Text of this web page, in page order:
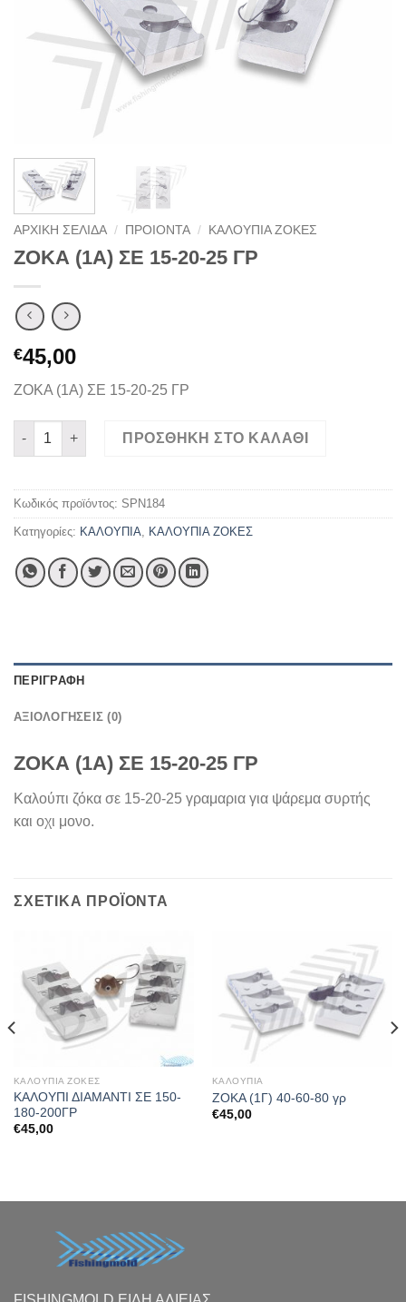
ΑΡΧΙΚΉ ΣΕΛΊΔΑ / ΠΡΟΙΟΝΤΑ / ΚΑΛΟΥΠΙΑ ΖΟΚΕΣ
ΖΟΚΑ (1Α) ΣΕ 15-20-25 ΓΡ
€45,00
ΖΟΚΑ (1Α) ΣΕ 15-20-25 ΓΡ
ΖΟΚΑ (1Α) ΣΕ 15-20-25 ΓΡ ποσότητα
ΠΡΟΣΘΉΚΗ ΣΤΟ ΚΑΛΆΘΙ
Κωδικός προϊόντος: SPN184
Κατηγορίες: ΚΑΛΟΥΠΙΑ, ΚΑΛΟΥΠΙΑ ΖΟΚΕΣ
ΠΕΡΙΓΡΑΦΉ
ΑΞΙΟΛΟΓΉΣΕΙΣ (0)
ΖΟΚΑ (1Α) ΣΕ 15-20-25 ΓΡ
Καλούπι ζόκα σε 15-20-25 γραμαρια για ψάρεμα συρτής
και οχι μονο.
ΣΧΕΤΙΚΆ ΠΡΟΪΌΝΤΑ
ΚΑΛΟΥΠΙΑ ΖΟΚΕΣ
ΚΑΛΟΥΠΙ ΔΙΑΜΑΝΤΙ ΣΕ 150-
180-200ΓΡ
€45,00
ΚΑΛΟΥΠΙΑ
ΖΟΚΑ (1Γ) 40-60-80 γρ
€45,00